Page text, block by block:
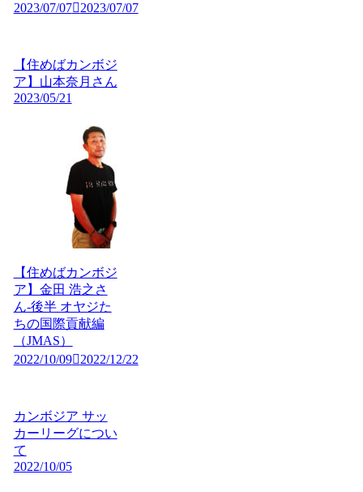
2023/07/07
2023/07/07
【住めばカンボジ
ア】山本奈月さん
2023/05/21
【住めばカンボジ
ア】金田 浩之さ
ん-後半 オヤジた
ちの国際貢献編
（JMAS）
2022/10/09
2022/12/22
カンボジア サッ
カーリーグについ
て
2022/10/05